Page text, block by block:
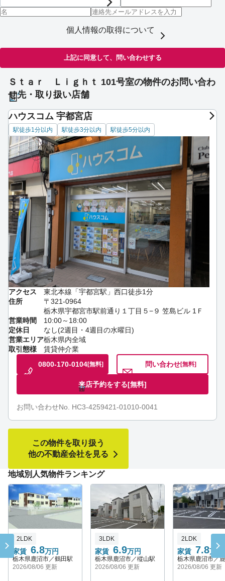
個人情報の取得について
上記に同意して、問い合わせする
Ｓｔａｒ Ｌｉｇｈｔ 101号室の物件のお問い合わ
せ先・取り扱い店舗
ハウスコム 宇都宮店
駅徒歩1分以内 駅徒歩3分以内 駅徒歩5分以内
アクセス
東北本線「宇都宮駅」西口徒歩1分
住所
〒321-0964
栃木県宇都宮市駅前通り１丁目５−９ 笠島ビル 1Ｆ
営業時間
10:00～18:00
定休日
なし(2週目・4週目の水曜日)
営業エリア栃木県内全域
取引態様
賃貸仲介業
0800-170-0104[無料] 問い合わせ[無料]
来店予約をする[無料]
お問い合わせNo. HC3-4259421-01010-0041
この物件を取り扱う
他の不動産会社を見る
地域別人気物件ランキング
家賃 6.8万円
2LDK
栃木県鹿沼市／鶴田駅
2026/08/06 更新
家賃 6.9万円
3LDK
栃木県鹿沼市／樅山駅
2026/08/06 更新
家賃 7.8万円
2LDK
栃木県鹿沼市／
2026/08/06 更新